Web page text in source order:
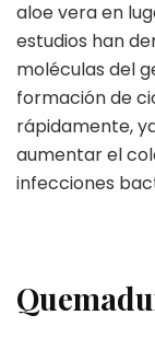
aloe vera en
estudios han
moléculas del
formación de
rápidamente,
aumentar el
infecciones